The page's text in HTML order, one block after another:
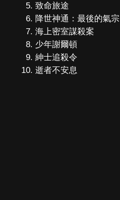
致命旅途
降世神通：最後的氣宗
海上密室謀殺案
少年謝爾頓
紳士追殺令
逝者不安息